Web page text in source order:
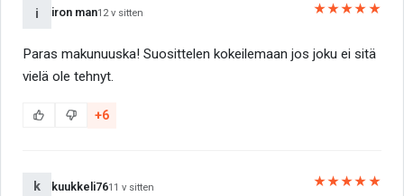
i iron man12 v sitten ★★★★★
Paras makunuuska! Suosittelen kokeilemaan jos joku ei sitä
vielä ole tehnyt.
+6
k kuukkeli7611 v sitten ★★★★★